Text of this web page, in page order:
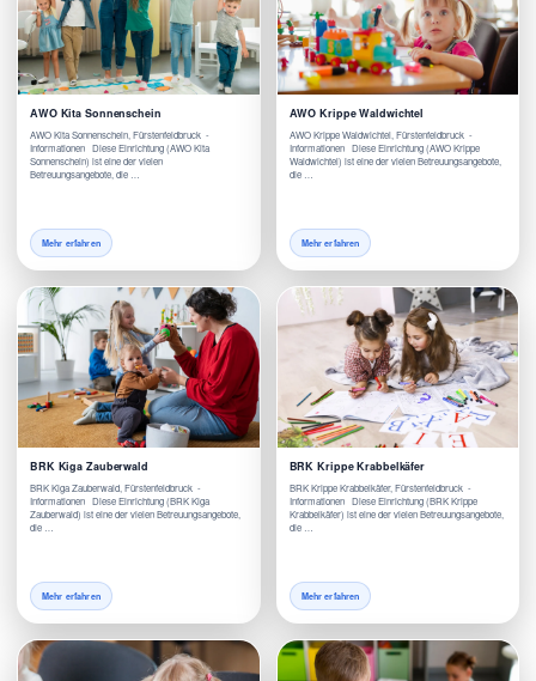
AWO Kita Sonnenschein
AWO Kita Sonnenschein, Fürstenfeldbruck -
Informationen Diese Einrichtung (AWO Kita
Sonnenschein) ist eine der vielen
Betreuungsangebote, die …
Mehr erfahren
AWO Krippe Waldwichtel
AWO Krippe Waldwichtel, Fürstenfeldbruck -
Informationen Diese Einrichtung (AWO Krippe
Waldwichtel) ist eine der vielen Betreuungsangebote,
die …
Mehr erfahren
BRK Kiga Zauberwald
BRK Kiga Zauberwald, Fürstenfeldbruck -
Informationen Diese Einrichtung (BRK Kiga
Zauberwald) ist eine der vielen Betreuungsangebote,
die …
Mehr erfahren
BRK Krippe Krabbelkäfer
BRK Krippe Krabbelkäfer, Fürstenfeldbruck -
Informationen Diese Einrichtung (BRK Krippe
Krabbelkäfer) ist eine der vielen Betreuungsangebote,
die …
Mehr erfahren